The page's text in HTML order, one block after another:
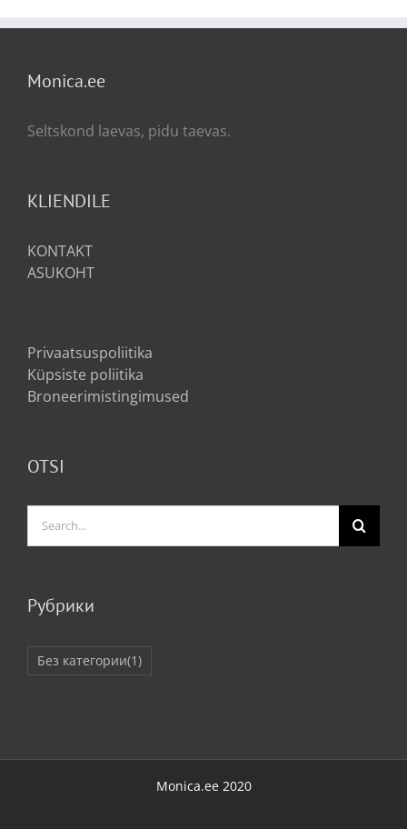
Monica.ee
Seltskond laevas, pidu taevas.
KLIENDILE
KONTAKT
ASUKOHT
Privaatsuspoliitika
Küpsiste poliitika
Broneerimistingimused
OTSI
for:
Рубрики
Без категории(1)
Monica.ee 2020